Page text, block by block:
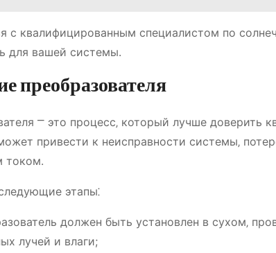
с квалифицированным специалистом по
для вашей системы.
преобразователя
⎻ это процесс‚ который лучше доверить
привести к неисправности системы‚
током.
этапы⁚
должен быть установлен в сухом‚
лучей и влаги;